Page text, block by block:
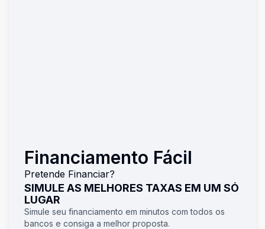
Financiamento Fácil
Pretende Financiar?
SIMULE AS MELHORES TAXAS EM UM SÓ
LUGAR
Simule seu financiamento em minutos com todos os
bancos e consiga a melhor proposta.